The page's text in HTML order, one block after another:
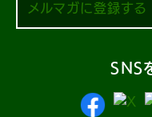
メルマガに登録する
SNS